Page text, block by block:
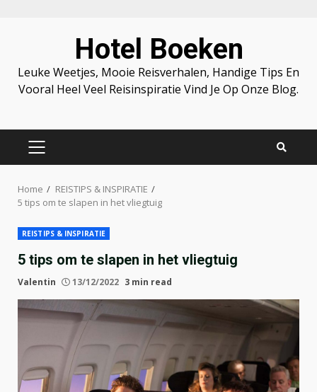
Hotel Boeken
Leuke Weetjes, Mooie Reisverhalen, Handige Tips En
Vooral Heel Veel Reisinspiratie Vind Je Op Onze Blog.
PRIMARY
Home
REISTIPS & INSPIRATIE
5 tips om te slapen in het vliegtuig
REISTIPS & INSPIRATIE
5 tips om te slapen in het vliegtuig
Valentin 13/12/2022 3 min read